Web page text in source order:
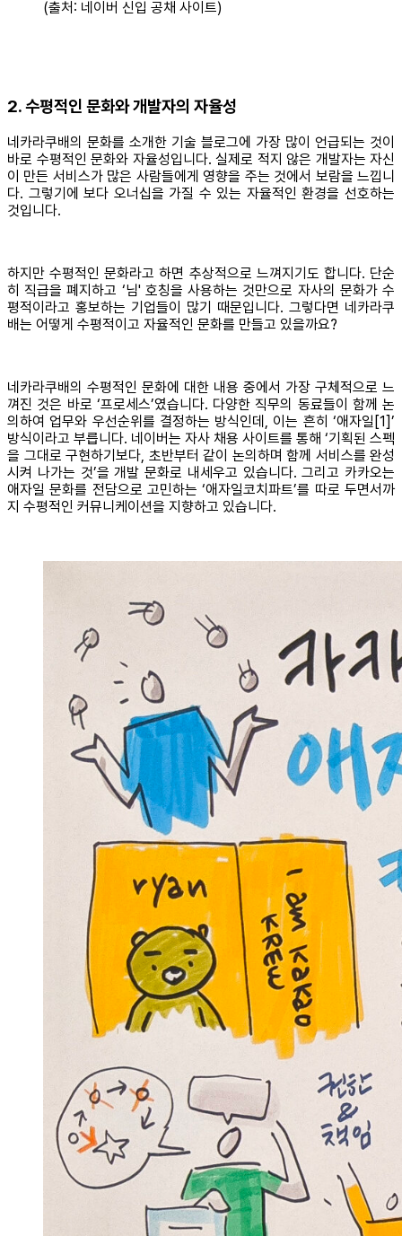
(출처: 네이버 신입 공채 사이트)
2. 수평적인 문화와 개발자의 자율성
네카라쿠배의 문화를 소개한 기술 블로그에 가장 많이 언급되는 것이
바로 수평적인 문화와 자율성입니다. 실제로 적지 않은 개발자는 자신
이 만든 서비스가 많은 사람들에게 영향을 주는 것에서 보람을 느낍니
다. 그렇기에 보다 오너십을 가질 수 있는 자율적인 환경을 선호하는
것입니다.
하지만 수평적인 문화라고 하면 추상적으로 느껴지기도 합니다. 단순
히 직급을 폐지하고 ‘님' 호칭을 사용하는 것만으로 자사의 문화가 수
평적이라고 홍보하는 기업들이 많기 때문입니다. 그렇다면 네카라쿠
배는 어떻게 수평적이고 자율적인 문화를 만들고 있을까요?
네카라쿠배의 수평적인 문화에 대한 내용 중에서 가장 구체적으로 느
껴진 것은 바로 ‘프로세스’였습니다. 다양한 직무의 동료들이 함께 논
의하여 업무와 우선순위를 결정하는 방식인데, 이는 흔히 ‘애자일[1]’
방식이라고 부릅니다. 네이버는 자사 채용 사이트를 통해 ‘기획된 스펙
을 그대로 구현하기보다, 초반부터 같이 논의하며 함께 서비스를 완성
시켜 나가는 것’을 개발 문화로 내세우고 있습니다. 그리고 카카오는
애자일 문화를 전담으로 고민하는 ‘애자일코치파트’를 따로 두면서까
지 수평적인 커뮤니케이션을 지향하고 있습니다.